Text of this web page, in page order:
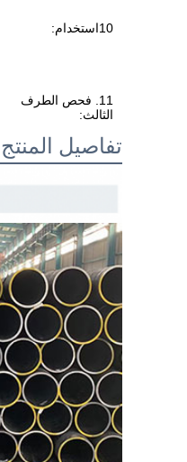
10استخدام:
11. فحص الطرف
الثالث:
تفاصيل المنتج